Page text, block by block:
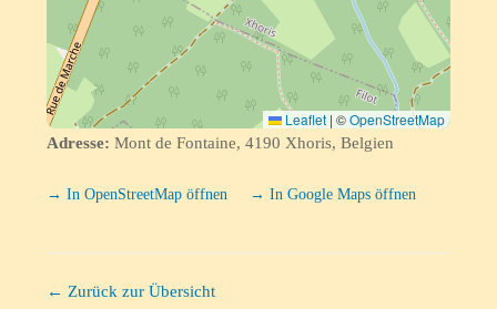
Leaflet | ©OpenStreetMap
Adresse: Mont de Fontaine, 4190 Xhoris, Belgien
→ In OpenStreetMap öffnen → In Google Maps öffnen
← Zurück zur Übersicht